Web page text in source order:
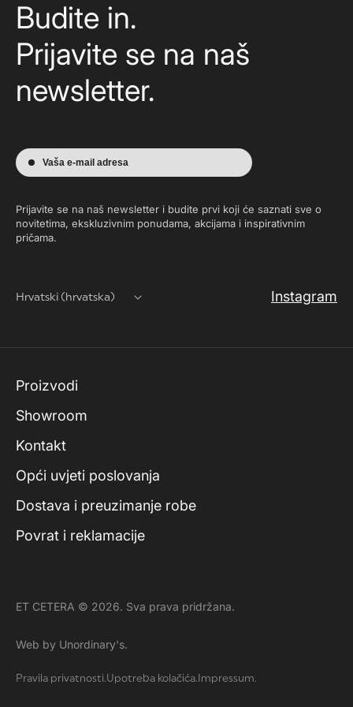
Budite in.
Prijavite se na naš
newsletter.
Vaša e-mail adresa
Prijavite se na naš newsletter i budite prvi koji će saznati sve o
novitetima, ekskluzivnim ponudama, akcijama i inspirativnim
pričama.
Hrvatski (hrvatska) Instagram
Proizvodi
Showroom
Kontakt
Opći uvjeti poslovanja
Dostava i preuzimanje robe
Povrat i reklamacije
ET CETERA © 2026. Sva prava pridržana.
Web by Unordinary's.
Pravila privatnosti.Upotreba kolačića. Impressum.